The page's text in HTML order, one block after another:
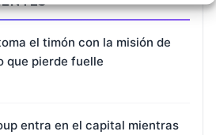
el timón con la misión de
que pierde fuelle
entra en el capital mientras